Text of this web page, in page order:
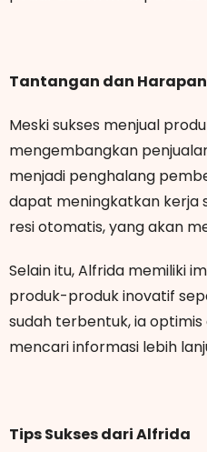
Tantangan dan Harapan
Meski sukses menjual
mengembangkan
menjadi penghalang
dapat meningkatkan kerja
resi otomatis, yang akan
Selain itu, Alfrida memiliki
produk-produk inovatif
sudah terbentuk, ia optimis
mencari informasi lebih
Tips Sukses dari Alfrida